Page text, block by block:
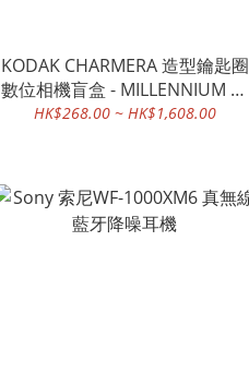
KODAK CHARMERA 造型鑰匙圈
數位相機盲盒 - MILLENNIUM 顏
色隨機出貨
HK$268.00 ~ HK$1,608.00